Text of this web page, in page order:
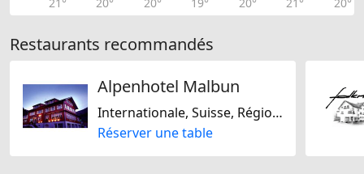
Restaurants recommandés
Alpenhotel Malbun
Internationale, Suisse, Régionale, Mexicaine
Réserver une table